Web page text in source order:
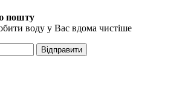
пошту
воду у Вас вдома чистіше
Відправити